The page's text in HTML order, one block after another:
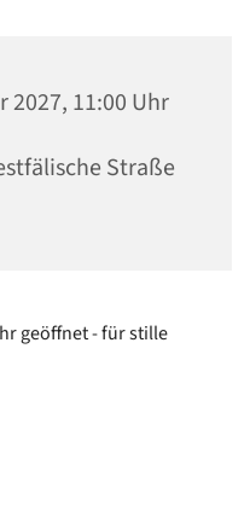
2027, 11:00 Uhr
Straße
geöffnet - für stille